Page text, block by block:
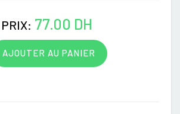
PRIX: 77.00 DH
AJOUTER AU PANIER